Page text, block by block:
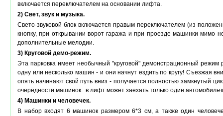
включается переключателем на основании лифта.
2) Свет, звук и музыка.
Свето-звуковой блок включается правым переключателем (из
кнопку, при открывании ворот гаража и при проезде машинки мимо
дополнительные мелодии.
3) Круговой демо-режим.
Эта парковка имеет необычный "круговой" демонстрационный
одну или несколько машин - и они начнут ездить по кругу! Съезжая
опять начинают свой путь вниз - получается полностью замкнутый
очерёдности машинок: в лифт может заехать только один
4) Машинки и человечек.
В набор входят 6 машинок размером 6*3 см, а также один